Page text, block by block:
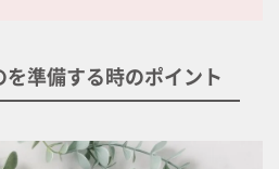
準備する時のポイント